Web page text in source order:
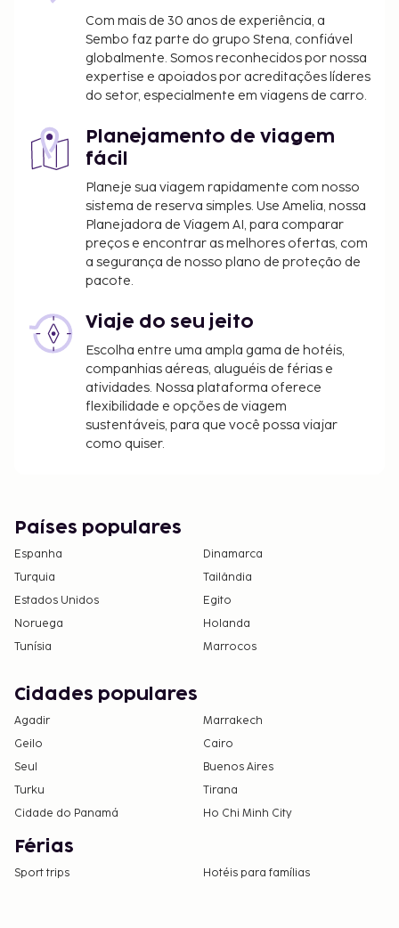
no bar/lounge.
Cama desdobrável: 1500.0 TRY por dia
A lista anterior pode não estar completa. As taxas e
os depósitos podem não incluir impostos e estão
sujeitos a alterações.
A piscina está aberta das 10:00 às 18:30.
Apenas é permitido o acesso aos quartos a
Com mais de 30 anos de experiência, a
Sembo faz parte do grupo Stena, confiável
globalmente. Somos reconhecidos por nossa
expertise e apoiados por acreditações líderes
do setor, especialmente em viagens de carro.
Planejamento de viagem
fácil
Planeje sua viagem rapidamente com nosso
sistema de reserva simples. Use Amelia, nossa
Planejadora de Viagem AI, para comparar
preços e encontrar as melhores ofertas, com
a segurança de nosso plano de proteção de
pacote.
Viaje do seu jeito
Escolha entre uma ampla gama de hotéis,
companhias aéreas, aluguéis de férias e
atividades. Nossa plataforma oferece
flexibilidade e opções de viagem
sustentáveis, para que você possa viajar
como quiser.
Países populares
Espanha
Dinamarca
Turquia
Tailândia
Estados Unidos
Egito
Noruega
Holanda
Tunísia
Marrocos
Cidades populares
Agadir
Marrakech
Geilo
Cairo
Seul
Buenos Aires
Turku
Tirana
Cidade do Panamá
Ho Chi Minh City
Férias
Sport trips Hotéis para famílias